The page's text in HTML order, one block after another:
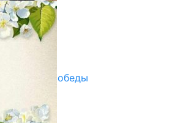
сөзү
Дня Победы